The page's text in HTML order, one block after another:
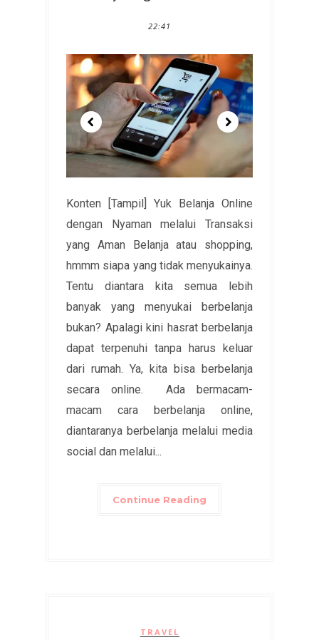
22:41
Konten [Tampil] Yuk Belanja Online
dengan Nyaman melalui Transaksi
yang Aman Belanja atau shopping,
hmmm siapa yang tidak menyukainya.
Tentu diantara kita semua lebih
banyak yang menyukai berbelanja
bukan? Apalagi kini hasrat berbelanja
dapat terpenuhi tanpa harus keluar
dari rumah. Ya, kita bisa berbelanja
secara online. Ada bermacam-
macam cara berbelanja online,
diantaranya berbelanja melalui media
social dan melalui...
Continue Reading
TRAVEL